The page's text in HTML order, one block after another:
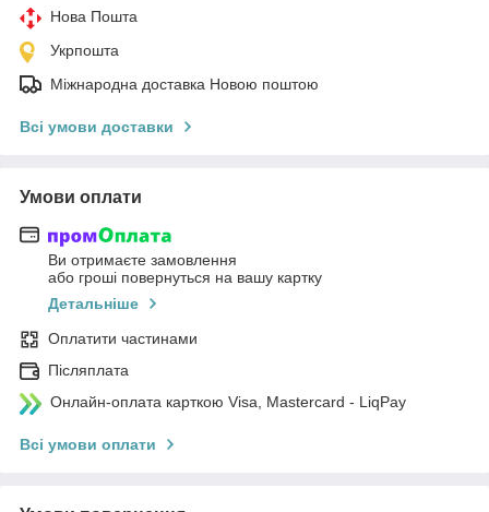
Нова Пошта
Укрпошта
Міжнародна доставка Новою поштою
Всі умови доставки
Умови оплати
Ви отримаєте замовлення
або гроші повернуться на вашу картку
Детальніше
Оплатити частинами
Післяплата
Онлайн-оплата карткою Visa, Mastercard - LiqPay
Всі умови оплати